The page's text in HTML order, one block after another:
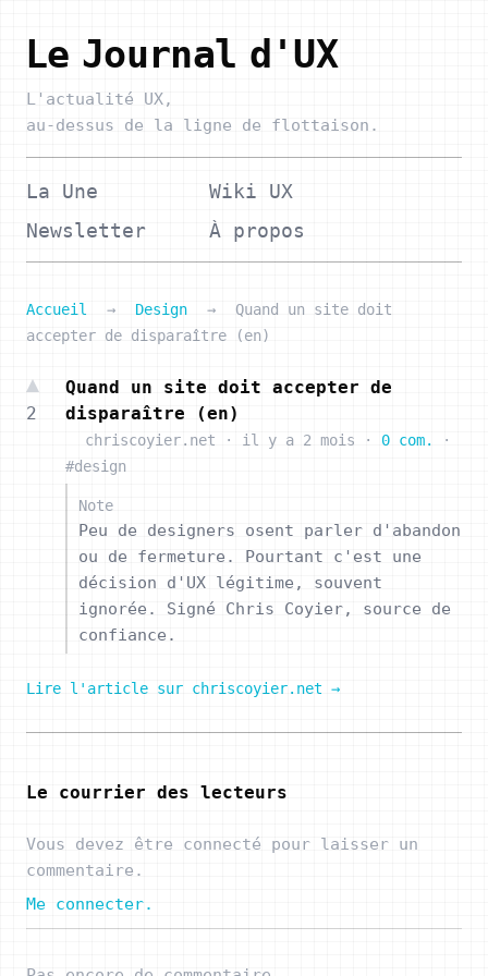
Le Journal d'UX
L'actualité UX,
au-dessus de la ligne de flottaison.
La Une
Wiki UX
Newsletter
À propos
Accueil → Design →
Quand un site doit
accepter de disparaître (en)
2
Quand un site doit accepter de
disparaître (en)
chriscoyier.net · il y a 2 mois · 0 com.
·
#design
Note
Peu de designers osent parler d'abandon
ou de fermeture. Pourtant c'est une
décision d'UX légitime, souvent
ignorée. Signé Chris Coyier, source de
confiance.
Lire l'article sur chriscoyier.net →
Le courrier des lecteurs
Vous devez être connecté pour laisser un
commentaire.
Me connecter.